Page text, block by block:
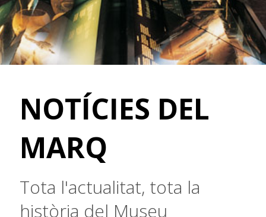
NOTÍCIES DEL
MARQ
Tota l'actualitat, tota la
història del Museu